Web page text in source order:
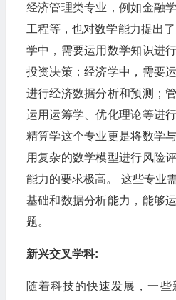
经济管理类专业，例如金融
工程等，也对数学能力提出
学中，需要运用数学知识进
投资决策；经济学中，需要
进行经济数据分析和预测；
运用运筹学、优化理论等进
精算学这个专业更是将数学
用复杂的数学模型进行风险
能力的要求极高。 这些专业
基础和数据分析能力，能够
题。
新兴交叉学科:
随着科技的快速发展，一